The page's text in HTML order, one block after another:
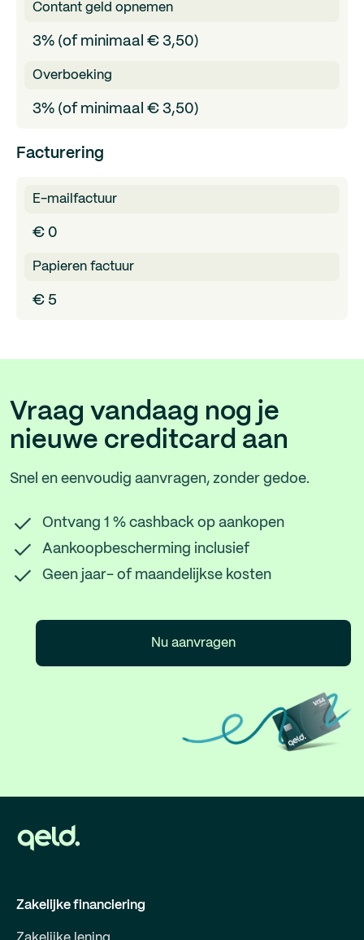
Contant geld opnemen
3% (of minimaal € 3,50)
Overboeking
3% (of minimaal € 3,50)
Facturering
E-mailfactuur
€ 0
Papieren factuur
€ 5
Vraag vandaag nog je
nieuwe creditcard aan
Snel en eenvoudig aanvragen, zonder gedoe.
Ontvang 1 % cashback op aankopen
Aankoopbescherming inclusief
Geen jaar- of maandelijkse kosten
Nu aanvragen
Zakelijke financiering